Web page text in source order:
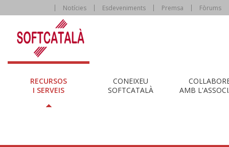
Notícies Esdeveniments Premsa Fòrums
RECURSOS
I SERVEIS
CONEIXEU
SOFTCATALÀ
AMB